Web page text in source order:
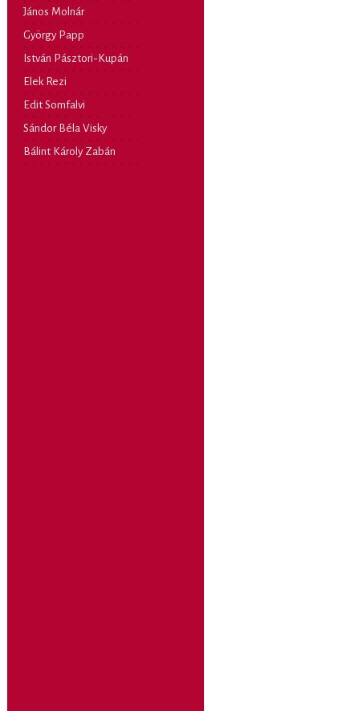
János Molnár
György Papp
István Pásztori-Kupán
Elek Rezi
Edit Somfalvi
Sándor Béla Visky
Bálint Károly Zabán